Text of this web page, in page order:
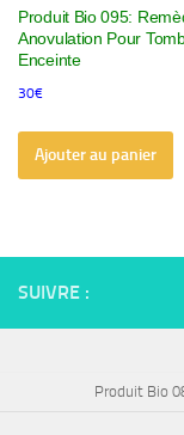
Produit Bio 095:
Anovulation Pour
Enceinte
30€
Ajouter au panier
SUIVRE :
Produit Bio